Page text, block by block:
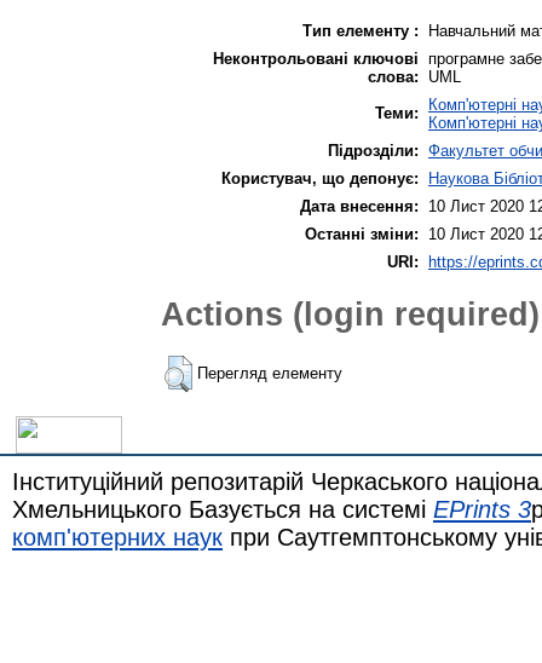
Тип елементу :
Навчальний
Неконтрольовані ключові
слова:
програмне
UML
Теми:
Комп'ютерні
Комп'ютерні
Підрозділи: Факультет
Користувач, що депонує:
Наукова
Дата внесення:
10 Лист 2020
Останні зміни:
10 Лист 2020
URI: https://
Actions (login required)
Перегляд елементу
Інституційний репозитарій Черкаського
Хмельницького Базується на системі EPrints 3
комп'ютерних наук при Саутгемптонському